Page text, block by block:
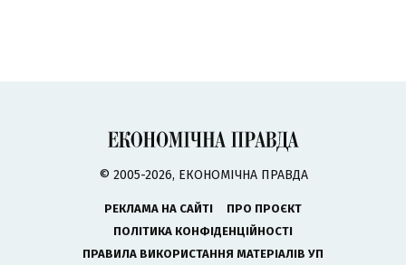
© 2005-2026, ЕКОНОМІЧНА ПРАВДА
РЕКЛАМА НА САЙТІ
ПРО ПРОЄКТ
ПОЛІТИКА КОНФІДЕНЦІЙНОСТІ
ПРАВИЛА ВИКОРИСТАННЯ МАТЕРІАЛІВ УП